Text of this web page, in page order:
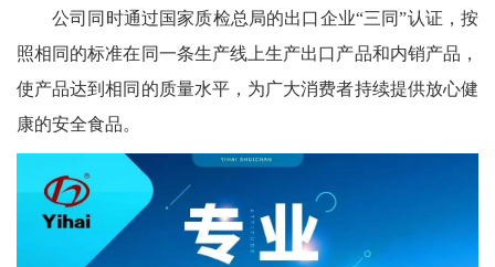
公司同时通过国家质检总局的出口企业“三同”认证，按
照相同的标准在同一条生产线上生产出口产品和内销产品，
使产品达到相同的质量水平，为广大消费者持续提供放心健
康的安全食品。